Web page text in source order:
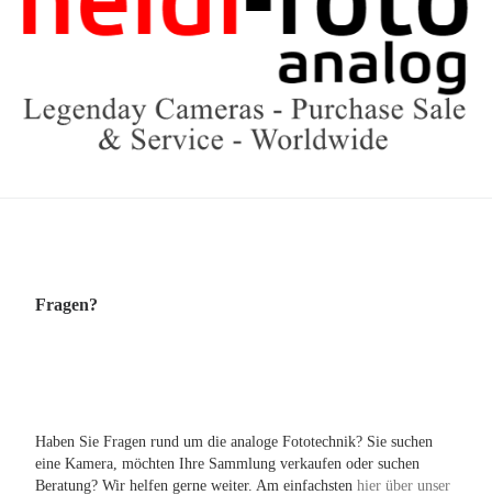
Fragen?
Haben Sie Fragen rund um die analoge Fototechnik? Sie suchen
eine Kamera, möchten Ihre Sammlung verkaufen oder suchen
Beratung? Wir helfen gerne weiter. Am einfachsten hier über unser